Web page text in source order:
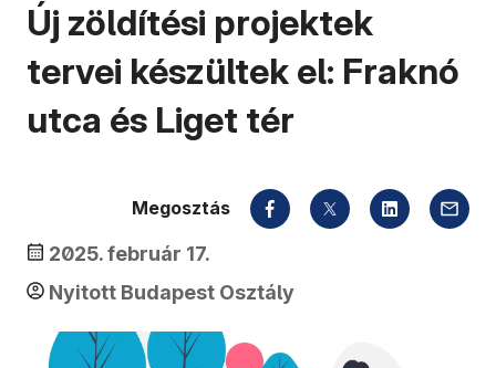
Új zöldítési projektek
tervei készültek el: Fraknó
utca és Liget tér
2025. február 17.
Nyitott Budapest Osztály
Megosztás